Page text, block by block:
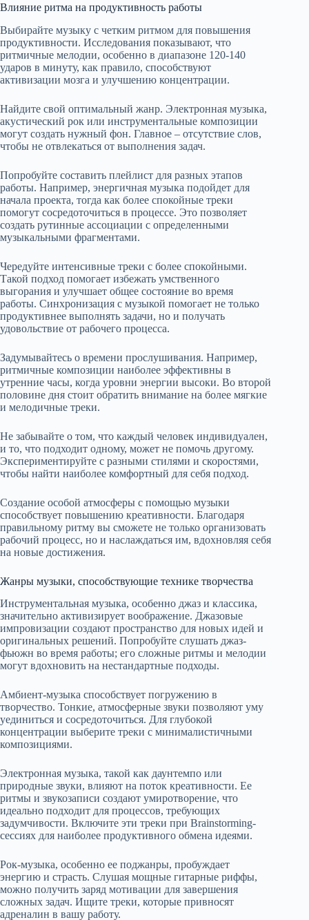
Влияние ритма на продуктивность работы
Выбирайте музыку с четким ритмом для повышения
продуктивности. Исследования показывают, что
ритмичные мелодии, особенно в диапазоне 120-140
ударов в минуту, как правило, способствуют
активизации мозга и улучшению концентрации.
Найдите свой оптимальный жанр. Электронная музыка,
акустический рок или инструментальные композиции
могут создать нужный фон. Главное – отсутствие слов,
чтобы не отвлекаться от выполнения задач.
Попробуйте составить плейлист для разных этапов
работы. Например, энергичная музыка подойдет для
начала проекта, тогда как более спокойные треки
помогут сосредоточиться в процессе. Это позволяет
создать рутинные ассоциации с определенными
музыкальными фрагментами.
Чередуйте интенсивные треки с более спокойными.
Такой подход помогает избежать умственного
выгорания и улучшает общее состояние во время
работы. Синхронизация с музыкой помогает не только
продуктивнее выполнять задачи, но и получать
удовольствие от рабочего процесса.
Задумывайтесь о времени прослушивания. Например,
ритмичные композиции наиболее эффективны в
утренние часы, когда уровни энергии высоки. Во второй
половине дня стоит обратить внимание на более мягкие
и мелодичные треки.
Не забывайте о том, что каждый человек индивидуален,
и то, что подходит одному, может не помочь другому.
Экспериментируйте с разными стилями и скоростями,
чтобы найти наиболее комфортный для себя подход.
Создание особой атмосферы с помощью музыки
способствует повышению креативности. Благодаря
правильному ритму вы сможете не только организовать
рабочий процесс, но и наслаждаться им, вдохновляя себя
на новые достижения.
Жанры музыки, способствующие технике творчества
Инструментальная музыка, особенно джаз и классика,
значительно активизирует воображение. Джазовые
импровизации создают пространство для новых идей и
оригинальных решений. Попробуйте слушать джаз-
фьюжн во время работы; его сложные ритмы и мелодии
могут вдохновить на нестандартные подходы.
Амбиент-музыка способствует погружению в
творчество. Тонкие, атмосферные звуки позволяют уму
уединиться и сосредоточиться. Для глубокой
концентрации выберите треки с минималистичными
композициями.
Электронная музыка, такой как даунтемпо или
природные звуки, влияют на поток креативности. Ее
ритмы и звукозаписи создают умиротворение, что
идеально подходит для процессов, требующих
задумчивости. Включите эти треки при Brainstorming-
сессиях для наиболее продуктивного обмена идеями.
Рок-музыка, особенно ее поджанры, пробуждает
энергию и страсть. Слушая мощные гитарные риффы,
можно получить заряд мотивации для завершения
сложных задач. Ищите треки, которые привносят
адреналин в вашу работу.